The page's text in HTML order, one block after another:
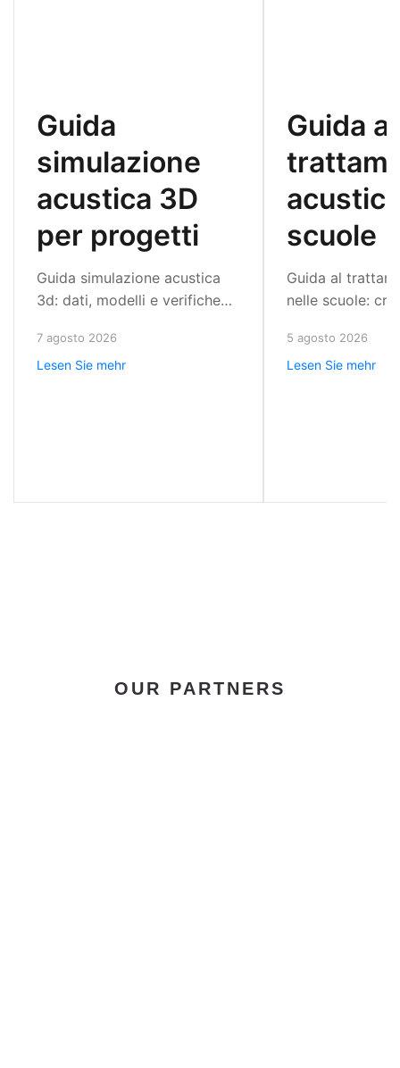
Guida
simulazione
acustica 3D
per progetti
Guida simulazione acustica
3d: dati, modelli e verifiche
riverbero controllato,
isolamento mirato e
7 agosto 2026
Lesen Sie mehr
Guida al
scuole
Guida al
nelle scuole:
ridurre
migliorare
5 agosto 2026
Lesen Sie mehr
OUR PARTNERS